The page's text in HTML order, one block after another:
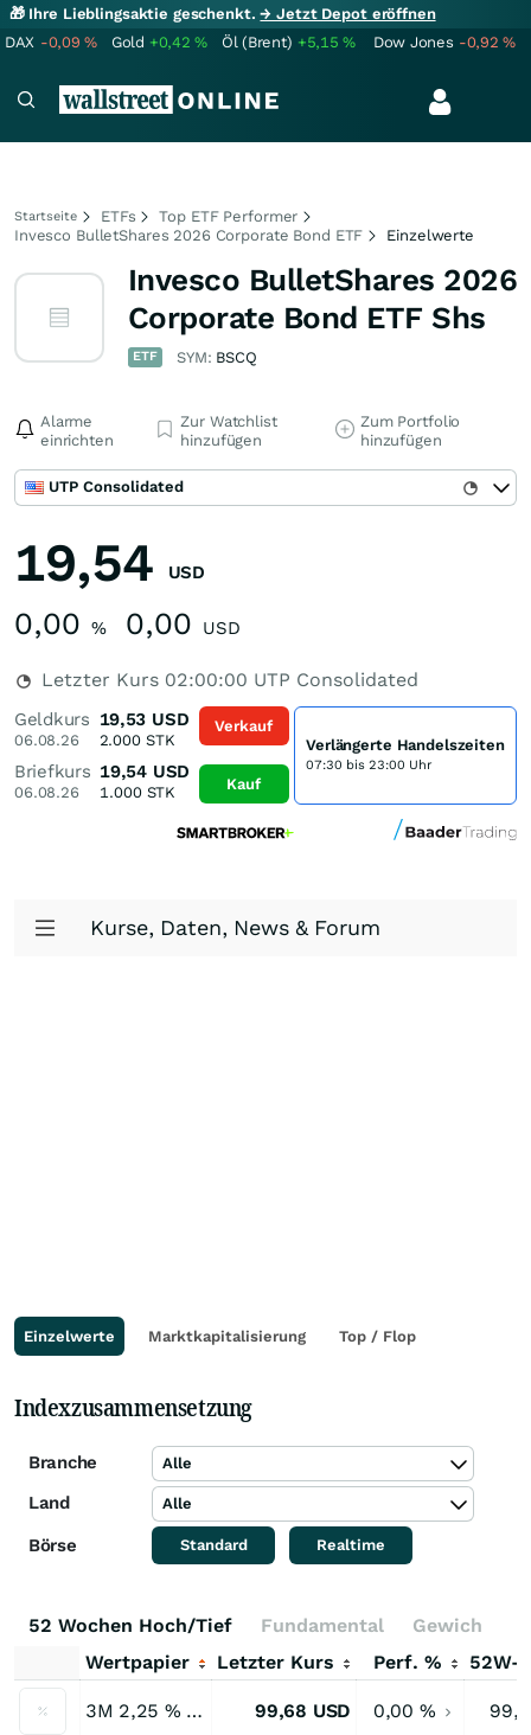
🎁 Ihre Lieblingsaktie geschenkt.→ Jetzt Depot eröffnen
DAX -0,09% Gold +0,42% Öl (Brent) +5,15% Dow Jones -0,92%
Startseite ETFs
Top ETF Performer
Invesco BulletShares 2026 Corporate Bond ETF
Einzelwerte
Invesco BulletShares 2026
Corporate Bond ETF Shs
ETF SYM: BSCQ
Alarme
einrichten
Zur Watchlist
hinzufügen
Zum Portfolio
hinzufügen
UTP Consolidated
19,54 USD
0,00 % 0,00 USD
Letzter Kurs 02:00:00 UTP Consolidated
Geldkurs
06.08.26
19,53 USD
2.000STK
Briefkurs
06.08.26
19,54 USD
1.000STK
Verkauf
Kauf
Verlängerte Handelszeiten
07:30 bis 23:00 Uhr
Kurse, Daten, News & Forum
Einzelwerte Marktkapitalisierung Top / Flop
Indexzusammensetzung
Branche Alle
Land Alle
Börse Standard Realtime
52 Wochen Hoch/Tief Fundamental
Gewichtung
Wertpapier
Letzter Kurs Perf. % 52W-
3M 2,25 % bis 09/26 99,68 USD 0,00 %